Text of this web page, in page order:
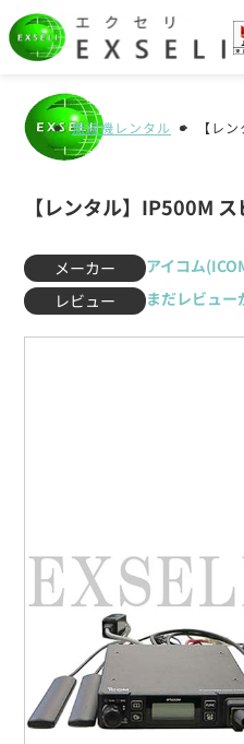
無線機レンタル 【レ
【レンタル】IP500M
メーカー
アイコム
レビュー
まだレビュ